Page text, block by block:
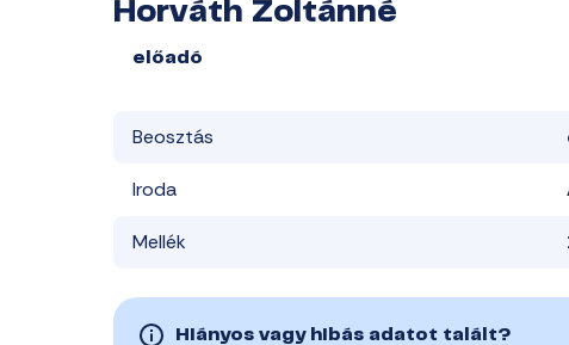
Horváth Zoltánné
előadó
Beosztás
Iroda
Mellék
Hiányos vagy hibás adatot talált?